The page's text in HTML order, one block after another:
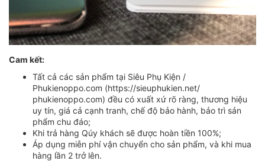
Cam kết:
Tất cả các sản phẩm tại Siêu Phụ Kiện /
Phukienoppo.com (https://sieuphukien.net/
phukienoppo.com) đều có xuất xứ rõ ràng, thương hiệu
uy tín, giá cả cạnh tranh, chế độ bảo hành, bảo trì sản
phẩm chu đáo;
Khi trả hàng Qúy khách sẽ được hoàn tiền 100%;
Áp dụng miễn phí vận chuyển cho sản phẩm, và khi mua
hàng lần 2 trở lên.